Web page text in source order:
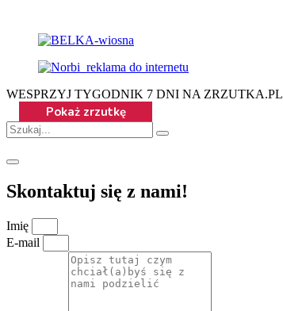
WESPRZYJ TYGODNIK 7 DNI NA ZRZUTKA.PL
Skontaktuj się z nami!
Imię
E-mail